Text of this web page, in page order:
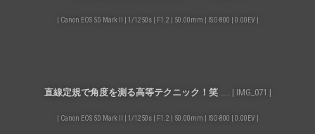
| Canon EOS 5D Mark II | 1/1250s | F1.2 | 50.00mm | ISO-800 | 0.00EV |
直線定規で角度を測る高等テクニック！笑….. | IMG_071 |
| Canon EOS 5D Mark II | 1/1250s | F1.2 | 50.00mm | ISO-800 | 0.00EV |